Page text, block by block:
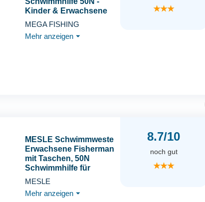
Kinder & Erwachsene
Gr. S - XL (S - 30-50 kg,
Grün)
MEGA FISHING
Mehr anzeigen ⏷
★★★
MESLE Schwimmweste
Erwachsene Fisherman
mit Taschen, 50N
Schwimmhilfe für
Herren & Damen,
Angler Weste für Boot,
Auftriebsweste &
MESLE
Mehr anzeigen ⏷
8.7/10
noch gut
★★★